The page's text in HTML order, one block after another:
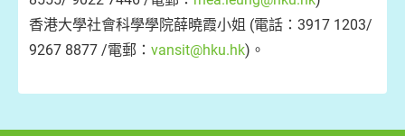
香港大學社會科學學院薛曉霞小姐 (電話：3917 1203/
9267 8877 /電郵： vansit@hku.hk)。